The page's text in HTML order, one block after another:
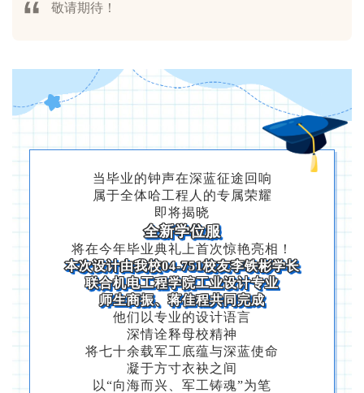
敬请期待！
当毕业的钟声在深蓝征途回响
属于全体哈工程人的专属荣耀
即将揭晓
全新学位服
将在今年毕业典礼上首次惊艳亮相！
本次设计由我校04-751校友李铁彬学长
联合机电工程学院工业设计专业
师生商振、蒋佳程共同完成
他们以专业的设计语言
深情诠释母校精神
将七十余载军工底蕴与深蓝使命
凝于方寸衣袂之间
以“向海而兴、军工铸魂”为笔